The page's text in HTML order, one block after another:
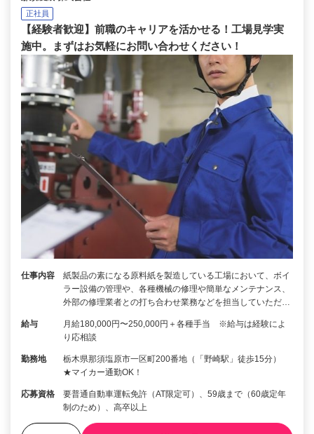
正社員
【経験者歓迎】前職のキャリアを活かせる！工場見学実
施中。まずはお気軽にお問い合わせください！
仕事内容
紙製品の素になる原料紙を製造している工場において、ボイ
ラー設備の管理や、各種機械の修理や簡単なメンテナンス、
外部の修理業者との打ち合わせ業務などを担当していただ…
給与
月給180,000円〜250,000円＋各種手当 ※給与は経験によ
り応相談
勤務地
栃木県那須塩原市一区町200番地（「野崎駅」徒歩15分）
★マイカー通勤OK！
応募資格
要普通自動車運転免許（AT限定可）、59歳まで（60歳定年
制のため）、高卒以上